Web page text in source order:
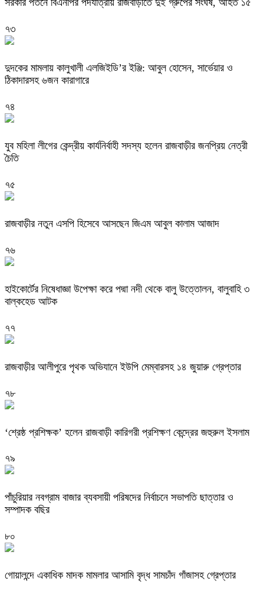
সরকার পতনে বিএনপির পদযাত্রায় রাজবাড়ীতে দুই গ্রুপের সংঘর্ষ, আহত ১৫
৭৩
দুদকের মামলায় কালুখালী এলজিইডি’র ইঞ্জি: আবুল হোসেন, সার্ভেয়ার ও
ঠিকাদারসহ ৬জন কারাগারে
৭৪
যুব মহিলা লীগের কেন্দ্রীয় কার্যনির্বাহী সদস্য হলেন রাজবাড়ীর জনপ্রিয় নেত্রী
চৈতি
৭৫
রাজবাড়ীর নতুন এসপি হিসেবে আসছেন জিএম আবুল কালাম আজাদ
৭৬
হাইকোর্টের নিষেধাজ্ঞা উপেক্ষা করে পদ্মা নদী থেকে বালু উত্তোলন, বালুবাহি ৩
বাল্কহেড আটক
৭৭
রাজবাড়ীর আলীপুরে পৃথক অভিযানে ইউপি মেম্বারসহ ১৪ জুয়ারু গ্রেপ্তার
৭৮
‘শ্রেষ্ঠ প্রশিক্ষক’ হলেন রাজবাড়ী কারিগরী প্রশিক্ষণ কেন্দ্রের জহুরুল ইসলাম
৭৯
পাঁচুরিয়ার নবগ্রাম বাজার ব্যবসায়ী পরিষদের নির্বাচনে সভাপতি ছাত্তার ও
সম্পাদক বছির
৮০
গোয়ালন্দে একাধিক মাদক মামলার আসামি বৃদ্ধ সামচাঁদ গাঁজাসহ গ্রেপ্তার